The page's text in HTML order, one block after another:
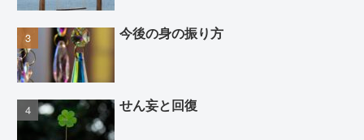
今後の身の振り方
せん妄と回復